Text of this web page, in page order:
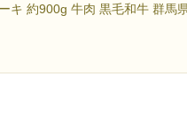
キ 約900g 牛肉 黒毛和牛 群馬